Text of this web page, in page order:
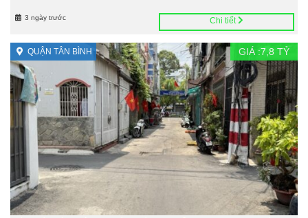
3 ngày trước Chi tiết
QUẬN TÂN BÌNH GIÁ :7,8 TỶ